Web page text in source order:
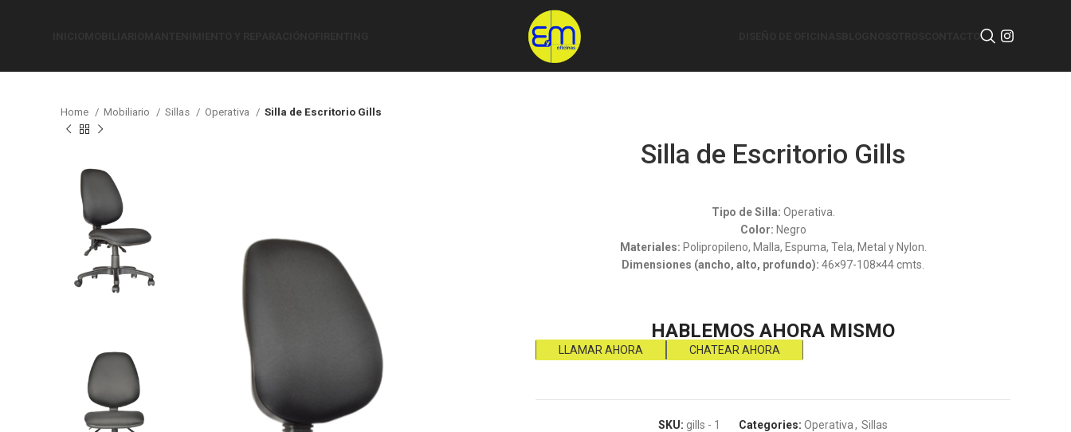
Home Mobiliario Sillas Operativa Silla de Escritorio Gills
Silla de Escritorio Gills
Tipo de Silla: Operativa.
Color: Negro
Materiales: Polipropileno, Malla, Espuma, Tela, Metal y Nylon.
Dimensiones (ancho, alto, profundo): 46×97-108×44 cmts.
HABLEMOS AHORA MISMO
LLAMAR AHORA CHATEAR AHORA
SKU: gills - 1 Categories: Operativa, Sillas